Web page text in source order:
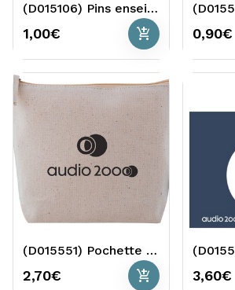
(D015106) Pins enseigne Audio 2000
1,00€ add_shopping_cart 0,90€
(D015551) Pochette coton Audio 2000
2,70€ add_shopping_cart 3,60€